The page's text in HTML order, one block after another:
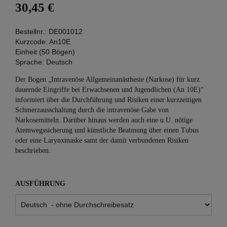
30,45 €
Bestellnr.: DE001012
Kurzcode: An10E
Einheit (50 Bögen)
Sprache: Deutsch
Der Bogen „Intravenöse Allgemeinanästhesie (Narkose) für kurz
dauernde Eingriffe bei Erwachsenen und Jugendlichen (An 10E)“
informiert über die Durchführung und Risiken einer kurzzeitigen
Schmerzausschaltung durch die intravenöse Gabe von
Narkosemitteln. Darüber hinaus werden auch eine u.U. nötige
Atemwegssicherung und künstliche Beatmung über einen Tubus
oder eine Larynxmaske samt der damit verbundenen Risiken
beschrieben.
AUSFÜHRUNG